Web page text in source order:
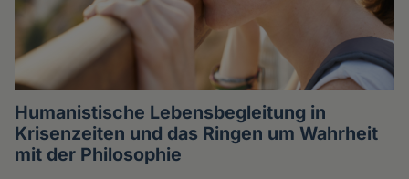
Humanistische Lebensbegleitung in
Krisenzeiten und das Ringen um Wahrheit
mit der Philosophie